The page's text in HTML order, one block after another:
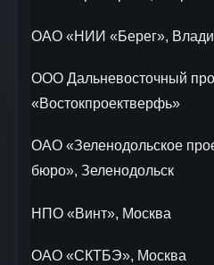
ОАО «НИИ «Берег»,
ООО Дальневосточный
«Востокпроектверфь»
ОАО «Зеленодольское
бюро», Зеленодольск
НПО «Винт», Москва
ОАО «СКТБЭ», Москва